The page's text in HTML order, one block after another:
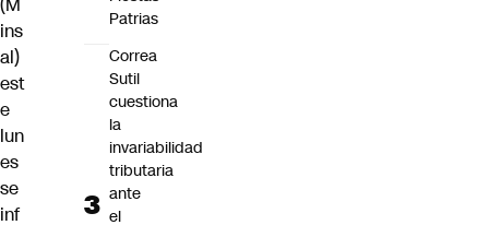
ins
al)
est
e
lun
es
se
inf
Patrias
Correa
Sutil
cuestiona
la
invariabilidad
tributaria
ante
el